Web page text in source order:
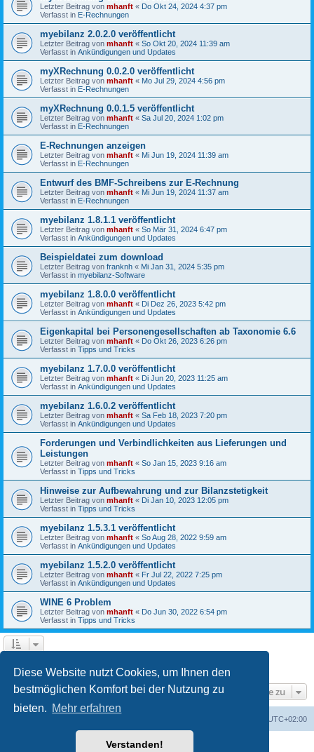
Diese Website nutzt Cookies, um Ihnen den
bestmöglichen Komfort bei der Nutzung zu
bieten. Mehr erfahren
Verstanden!
Letzter Beitrag von mhanft « Do Okt 24, 2024 4:37 pm
Verfasst in E-Rechnungen
myebilanz 2.0.2.0 veröffentlicht
Letzter Beitrag von mhanft « So Okt 20, 2024 11:39 am
Verfasst in Ankündigungen und Updates
myXRechnung 0.0.2.0 veröffentlicht
Letzter Beitrag von mhanft « Mo Jul 29, 2024 4:56 pm
Verfasst in E-Rechnungen
myXRechnung 0.0.1.5 veröffentlicht
Letzter Beitrag von mhanft « Sa Jul 20, 2024 1:02 pm
Verfasst in E-Rechnungen
E-Rechnungen anzeigen
Letzter Beitrag von mhanft « Mi Jun 19, 2024 11:39 am
Verfasst in E-Rechnungen
Entwurf des BMF-Schreibens zur E-Rechnung
Letzter Beitrag von mhanft « Mi Jun 19, 2024 11:37 am
Verfasst in E-Rechnungen
myebilanz 1.8.1.1 veröffentlicht
Letzter Beitrag von mhanft « So Mär 31, 2024 6:47 pm
Verfasst in Ankündigungen und Updates
Beispieldatei zum download
Letzter Beitrag von franknh « Mi Jan 31, 2024 5:35 pm
Verfasst in myebilanz-Software
myebilanz 1.8.0.0 veröffentlicht
Letzter Beitrag von mhanft « Di Dez 26, 2023 5:42 pm
Verfasst in Ankündigungen und Updates
Eigenkapital bei Personengesellschaften ab Taxonomie 6.6
Letzter Beitrag von mhanft « Do Okt 26, 2023 6:26 pm
Verfasst in Tipps und Tricks
myebilanz 1.7.0.0 veröffentlicht
Letzter Beitrag von mhanft « Di Jun 20, 2023 11:25 am
Verfasst in Ankündigungen und Updates
myebilanz 1.6.0.2 veröffentlicht
Letzter Beitrag von mhanft « Sa Feb 18, 2023 7:20 pm
Verfasst in Ankündigungen und Updates
Forderungen und Verbindlichkeiten aus Lieferungen und
Leistungen
Letzter Beitrag von mhanft « So Jan 15, 2023 9:16 am
Verfasst in Tipps und Tricks
Hinweise zur Aufbewahrung und zur Bilanzstetigkeit
Letzter Beitrag von mhanft « Di Jan 10, 2023 12:05 pm
Verfasst in Tipps und Tricks
myebilanz 1.5.3.1 veröffentlicht
Letzter Beitrag von mhanft « So Aug 28, 2022 9:59 am
Verfasst in Ankündigungen und Updates
myebilanz 1.5.2.0 veröffentlicht
Letzter Beitrag von mhanft « Fr Jul 22, 2022 7:25 pm
Verfasst in Ankündigungen und Updates
WINE 6 Problem
Letzter Beitrag von mhanft « Do Jun 30, 2022 6:54 pm
Verfasst in Tipps und Tricks
Gehe zu
UTC+02:00
Powered byphpBB® Forum Software © phpBB Limited